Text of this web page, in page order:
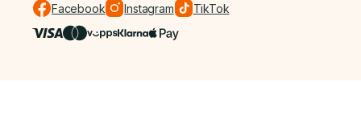
Facebook Instagram TikTok